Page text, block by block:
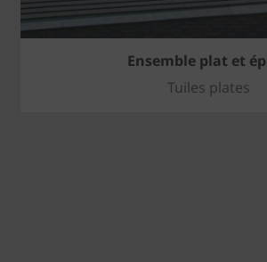
Ensemble plat et
Tuiles plates